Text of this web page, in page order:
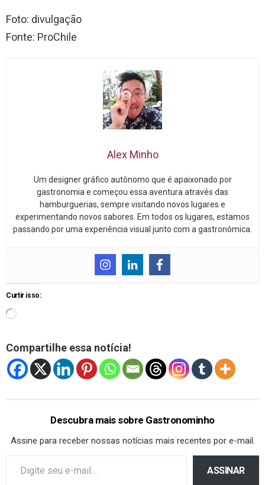
Foto: divulgação
Fonte: ProChile
Alex Minho
Um designer gráfico autônomo que é apaixonado por
gastronomia e começou essa aventura através das
hamburguerias, sempre visitando novos lugares e
experimentando novos sabores. Em todos os lugares, estamos
passando por uma experiência visual junto com a gastronômica.
Curtir isso:
Compartilhe essa notícia!
Descubra mais sobre Gastronominho
Assine para receber nossas notícias mais recentes por e-mail.
ASSINAR